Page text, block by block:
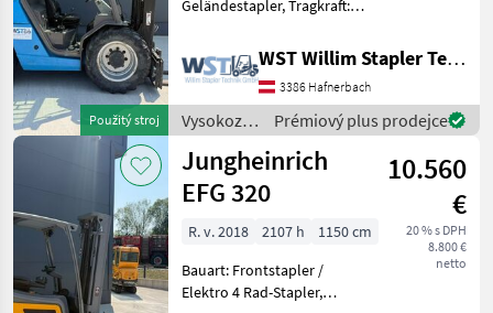
Použitý stroj
Geländestapler, Tragkraft:
Bauhöhe: 1980mm,
Freihub: 1500mm,
Gabellänge: 1150mm,
Anbaugeräte:
Seitenschieber, Sonder
WST Willim Stapler Technik GmbH
3386 Hafnerbach
Vysokozdvižné
vozíky a
skladová
technika /
Manitou
Prémiový plus prodejce
Jungheinrich
EFG 320
10.560
€
20 % s DPH
8.800 €
netto
R. v. 2018 2107 h
1150 cm
Bauart: Frontstapler /
Elektro 4 Rad-Stapler,